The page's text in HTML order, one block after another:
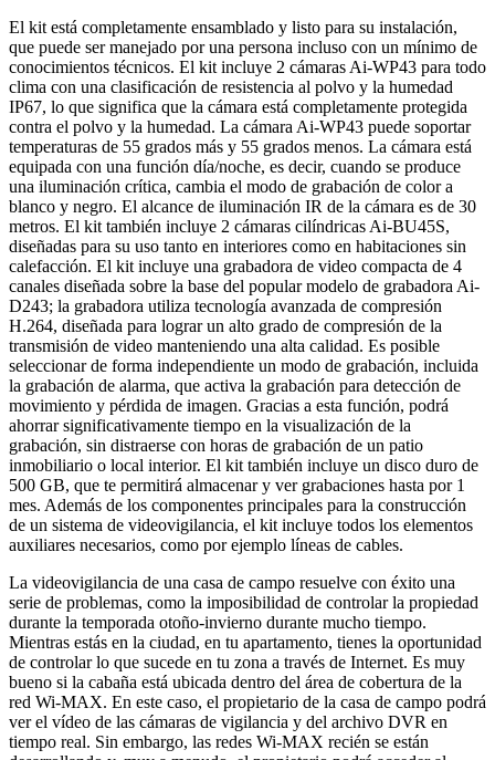
El kit está completamente ensamblado y listo para su instalación,
que puede ser manejado por una persona incluso con un mínimo de
conocimientos técnicos. El kit incluye 2 cámaras Ai-WP43 para todo
clima con una clasificación de resistencia al polvo y la humedad
IP67, lo que significa que la cámara está completamente protegida
contra el polvo y la humedad. La cámara Ai-WP43 puede soportar
temperaturas de 55 grados más y 55 grados menos. La cámara está
equipada con una función día/noche, es decir, cuando se produce
una iluminación crítica, cambia el modo de grabación de color a
blanco y negro. El alcance de iluminación IR de la cámara es de 30
metros. El kit también incluye 2 cámaras cilíndricas Ai-BU45S,
diseñadas para su uso tanto en interiores como en habitaciones sin
calefacción. El kit incluye una grabadora de video compacta de 4
canales diseñada sobre la base del popular modelo de grabadora Ai-
D243; la grabadora utiliza tecnología avanzada de compresión
H.264, diseñada para lograr un alto grado de compresión de la
transmisión de video manteniendo una alta calidad. Es posible
seleccionar de forma independiente un modo de grabación, incluida
la grabación de alarma, que activa la grabación para detección de
movimiento y pérdida de imagen. Gracias a esta función, podrá
ahorrar significativamente tiempo en la visualización de la
grabación, sin distraerse con horas de grabación de un patio
inmobiliario o local interior. El kit también incluye un disco duro de
500 GB, que te permitirá almacenar y ver grabaciones hasta por 1
mes. Además de los componentes principales para la construcción
de un sistema de videovigilancia, el kit incluye todos los elementos
auxiliares necesarios, como por ejemplo líneas de cables.
La videovigilancia de una casa de campo resuelve con éxito una
serie de problemas, como la imposibilidad de controlar la propiedad
durante la temporada otoño-invierno durante mucho tiempo.
Mientras estás en la ciudad, en tu apartamento, tienes la oportunidad
de controlar lo que sucede en tu zona a través de Internet. Es muy
bueno si la cabaña está ubicada dentro del área de cobertura de la
red Wi-MAX. En este caso, el propietario de la casa de campo podrá
ver el vídeo de las cámaras de vigilancia y del archivo DVR en
tiempo real. Sin embargo, las redes Wi-MAX recién se están